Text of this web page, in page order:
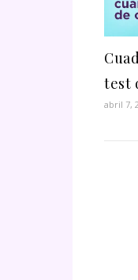
test
abril 7,